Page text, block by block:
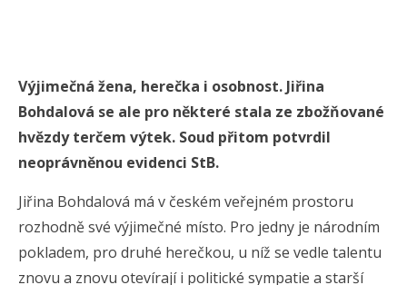
Výjimečná žena, herečka i osobnost. Jiřina
Bohdalová se ale pro některé stala ze zbožňované
hvězdy terčem výtek. Soud přitom potvrdil
neoprávněnou evidenci StB.
Jiřina Bohdalová má v českém veřejném prostoru
rozhodně své výjimečné místo. Pro jedny je národním
pokladem, pro druhé herečkou, u níž se vedle talentu
znovu a znovu otevírají i politické sympatie a starší